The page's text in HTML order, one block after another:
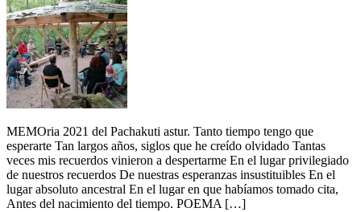
MEMOria 2021 del Pachakuti astur. Tanto tiempo tengo que
esperarte Tan largos años, siglos que he creído olvidado Tantas
veces mis recuerdos vinieron a despertarme En el lugar privilegiado
de nuestros recuerdos De nuestras esperanzas insustituibles En el
lugar absoluto ancestral En el lugar en que habíamos tomado cita,
Antes del nacimiento del tiempo. POEMA […]